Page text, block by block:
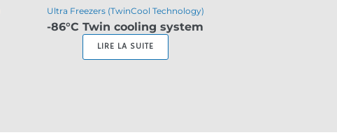
Ultra Freezers (TwinCool Technology)
-86°C Twin cooling system
LIRE LA SUITE